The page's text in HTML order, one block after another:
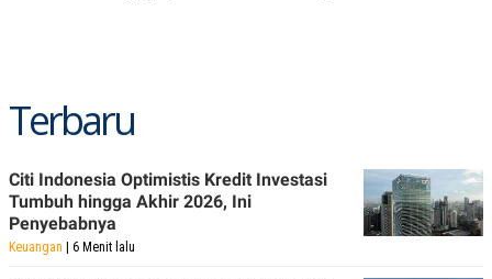
N
A
D
E
M
Y
R
E
A
S
E
.
I
Terbaru
Citi Indonesia Optimistis Kredit Investasi
Tumbuh hingga Akhir 2026, Ini
Penyebabnya
Keuangan | 6 Menit lalu